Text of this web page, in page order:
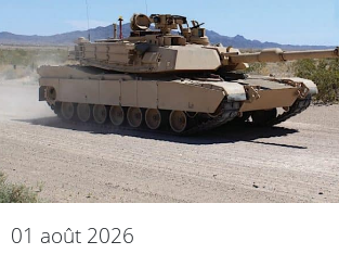
01 août 2026